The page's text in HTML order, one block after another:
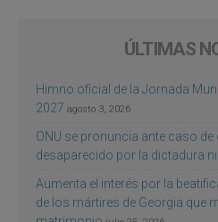
ÚLTIMAS
Himno oficial de la Jornada
2027 agosto 3, 2026
ONU se pronuncia ante caso
desaparecido por la dictadura
Aumenta el interés por la
de los mártires de Georgia que